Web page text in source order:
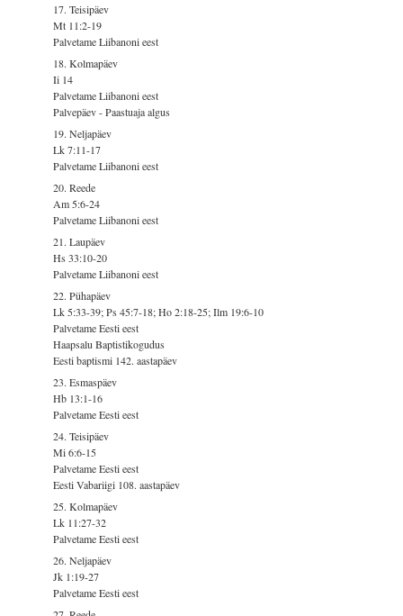
17. Teisipäev
Mt 11:2-19
Palvetame Liibanoni eest
18. Kolmapäev
Ii 14
Palvetame Liibanoni eest
Palvepäev - Paastuaja algus
19. Neljapäev
Lk 7:11-17
Palvetame Liibanoni eest
20. Reede
Am 5:6-24
Palvetame Liibanoni eest
21. Laupäev
Hs 33:10-20
Palvetame Liibanoni eest
22. Pühapäev
Lk 5:33-39; Ps 45:7-18; Ho 2:18-25; Ilm 19:6-10
Palvetame Eesti eest
Haapsalu Baptistikogudus
Eesti baptismi 142. aastapäev
23. Esmaspäev
Hb 13:1-16
Palvetame Eesti eest
24. Teisipäev
Mi 6:6-15
Palvetame Eesti eest
Eesti Vabariigi 108. aastapäev
25. Kolmapäev
Lk 11:27-32
Palvetame Eesti eest
26. Neljapäev
Jk 1:19-27
Palvetame Eesti eest